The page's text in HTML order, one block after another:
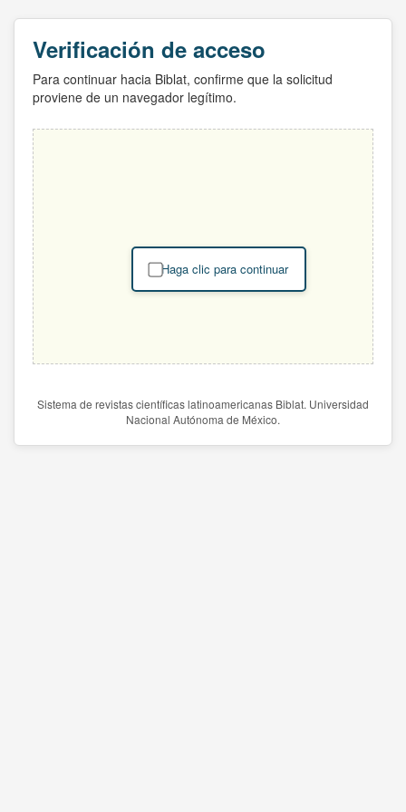
Verificación de acceso
Para continuar hacia Biblat, confirme que la solicitud
proviene de un navegador legítimo.
Haga clic para continuar
Sistema de revistas científicas latinoamericanas Biblat. Universidad
Nacional Autónoma de México.